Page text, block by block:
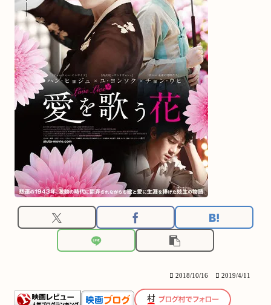
2018/10/16 2019/4/11